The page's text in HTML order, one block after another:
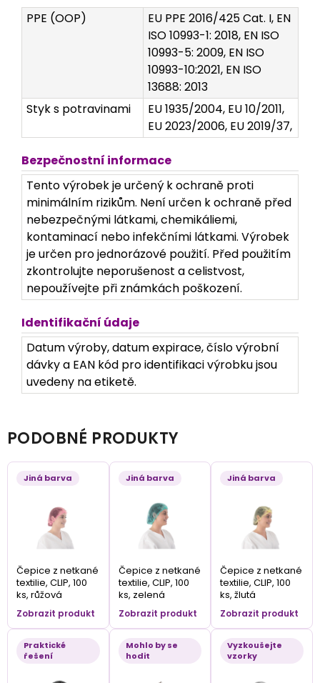
PPE (OOP)
EU PPE 2016/425 Cat. I, EN
ISO 10993-1: 2018, EN ISO
10993-5: 2009, EN ISO
10993-10:2021, EN ISO
13688: 2013
Styk s potravinami
EU 1935/2004, EU 10/2011,
EU 2023/2006, EU 2019/37,
Bezpečnostní informace
Tento výrobek je určený k ochraně proti
minimálním rizikům. Není určen k ochraně před
nebezpečnými látkami, chemikáliemi,
kontaminací nebo infekčními látkami. Výrobek
je určen pro jednorázové použití. Před použitím
zkontrolujte neporušenost a celistvost,
nepoužívejte při známkách poškození.
Identifikační údaje
Datum výroby, datum expirace, číslo výrobní
dávky a EAN kód pro identifikaci výrobku jsou
uvedeny na etiketě.
PODOBNÉ PRODUKTY
Jiná barva
Čepice z netkané
textilie, CLIP, 100
ks, růžová
Zobrazit produkt
Jiná barva
Čepice z netkané
textilie, CLIP, 100
ks, zelená
Zobrazit produkt
Jiná barva
Čepice z netkané
textilie, CLIP, 100
ks, žlutá
Zobrazit produkt
Praktické
řešení
Mohlo by se
hodit
Vyzkoušejte
vzorky